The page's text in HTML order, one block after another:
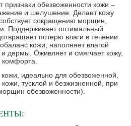
признаки обезвоженности кожи –
и шелушение. Делает кожу
сокращению морщин,
Поддерживает оптимальный
потерю влаги в течении
кожи, наполняет влагой
дермы. Оживляет и смягчает кожу,
комфорта.
идеально для обезвоженной,
тусклой и безжизненной, при
обезвоженности).